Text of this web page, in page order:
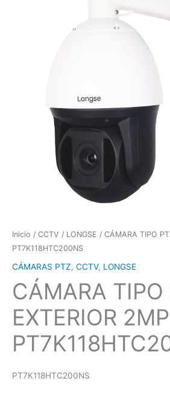
Inicio / CCTV / LONGSE / CÁMARA TIPO
PT7K118HTC200NS
CÁMARAS PTZ, CCTV, LONGSE
CÁMARA TIPO
EXTERIOR 2MP
PT7K118HTC200NS